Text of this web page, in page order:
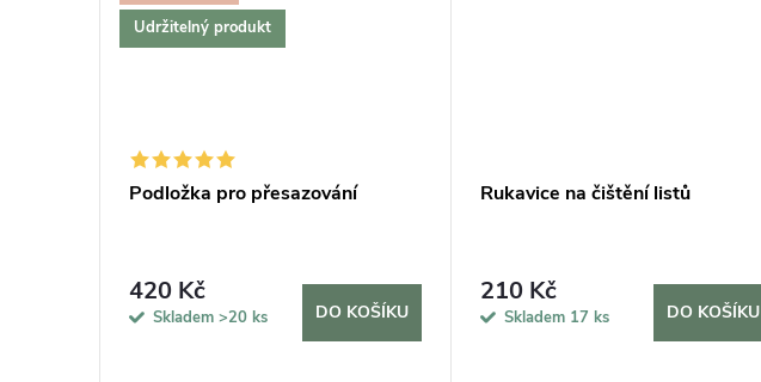
Udržitelný produkt
Podložka pro přesazování
420 Kč
Skladem >20 ks DO KOŠÍKU
Rukavice na čištění listů
210 Kč
Skladem 17 ks DO KOŠÍKU